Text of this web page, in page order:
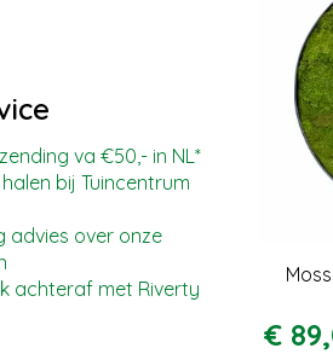
€ 89,
va €50,- in NL*
bij Tuincentrum
advies over onze
achteraf met Riverty